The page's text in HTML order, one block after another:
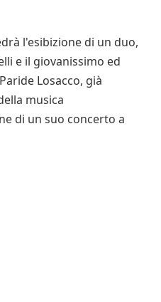
l'esibizione di un duo,
e il giovanissimo ed
Losacco, già
musica
di un suo concerto a